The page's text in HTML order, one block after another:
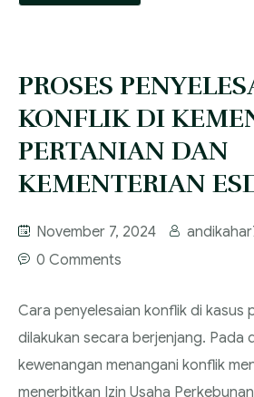
PROSES
KONFLIK DI
PERTANIAN DAN
KEMENTERIAN
November 7, 2024
0 Comments
Cara penyelesaian konflik di kasus
dilakukan secara berjenjang. Pada
kewenangan menangani konflik
menerbitkan Izin Usaha